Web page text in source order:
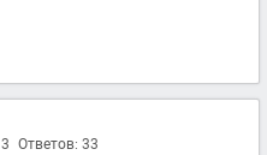
Ответов: 33